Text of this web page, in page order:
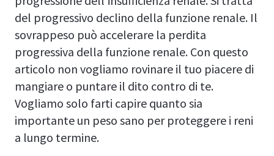
del progressivo declino della funzione renale. Il
sovrappeso può accelerare la perdita
progressiva della funzione renale. Con questo
articolo non vogliamo rovinare il tuo piacere di
mangiare o puntare il dito contro di te.
Vogliamo solo farti capire quanto sia
importante un peso sano per proteggere i reni
a lungo termine.